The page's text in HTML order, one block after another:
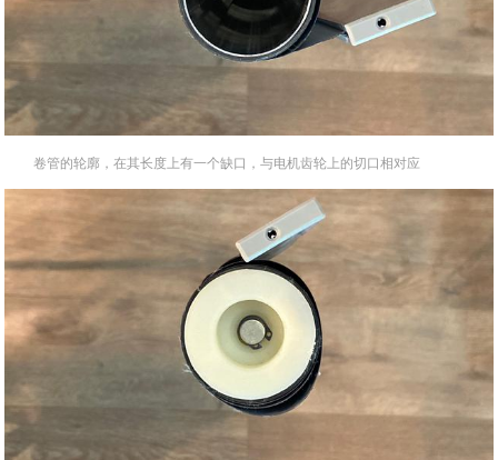
卷管的轮廓，在其长度上有一个缺口，与电机齿轮上的切口相对应